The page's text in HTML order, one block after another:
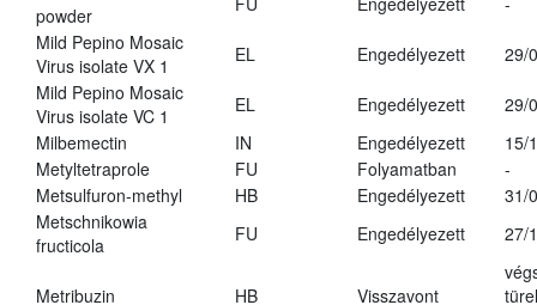
powder
Mild Pepino Mosaic
Virus isolate VX 1
EL Engedélyezett
29/
Mild Pepino Mosaic
Virus isolate VC 1
EL Engedélyezett
29/
Milbemectin
IN Engedélyezett
15/
Metyltetraprole
FU Folyamatban
-
Metsulfuron-methyl
HB Engedélyezett
31/
Metschnikowia
fructicola
FU Engedélyezett 27/
Metribuzin HB Visszavont